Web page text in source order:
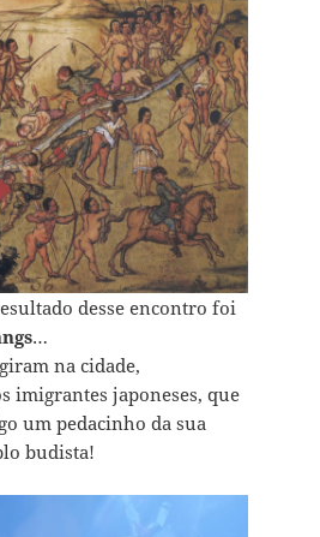
desse encontro foi
…
na cidade,
imigrantes japoneses, que
um pedacinho da sua
budista!